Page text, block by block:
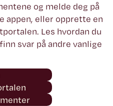
og melde deg på
appen, eller opprette en
Les hvordan du
svar på andre vanlige